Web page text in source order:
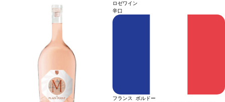
合、在庫があり価格が同様の場合は自動的に次のヴィンテージに変更されますので
雑さを高め、調和の取れた、テロワールを存分に愉しめる逸品。
フ、ハードチーズなどと好相性
メルロー 64%、カベルネ・ソーヴィニヨ
ン 35%、カベルネ・フラン 1%
HVE3認証
ロゼワイン
辛口
フランス ボルドー